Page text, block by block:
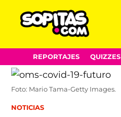
Skip
to
content
REPORTAJES QUIZZES
Foto: Mario Tama-Getty Images.
POSTED
NOTICIAS